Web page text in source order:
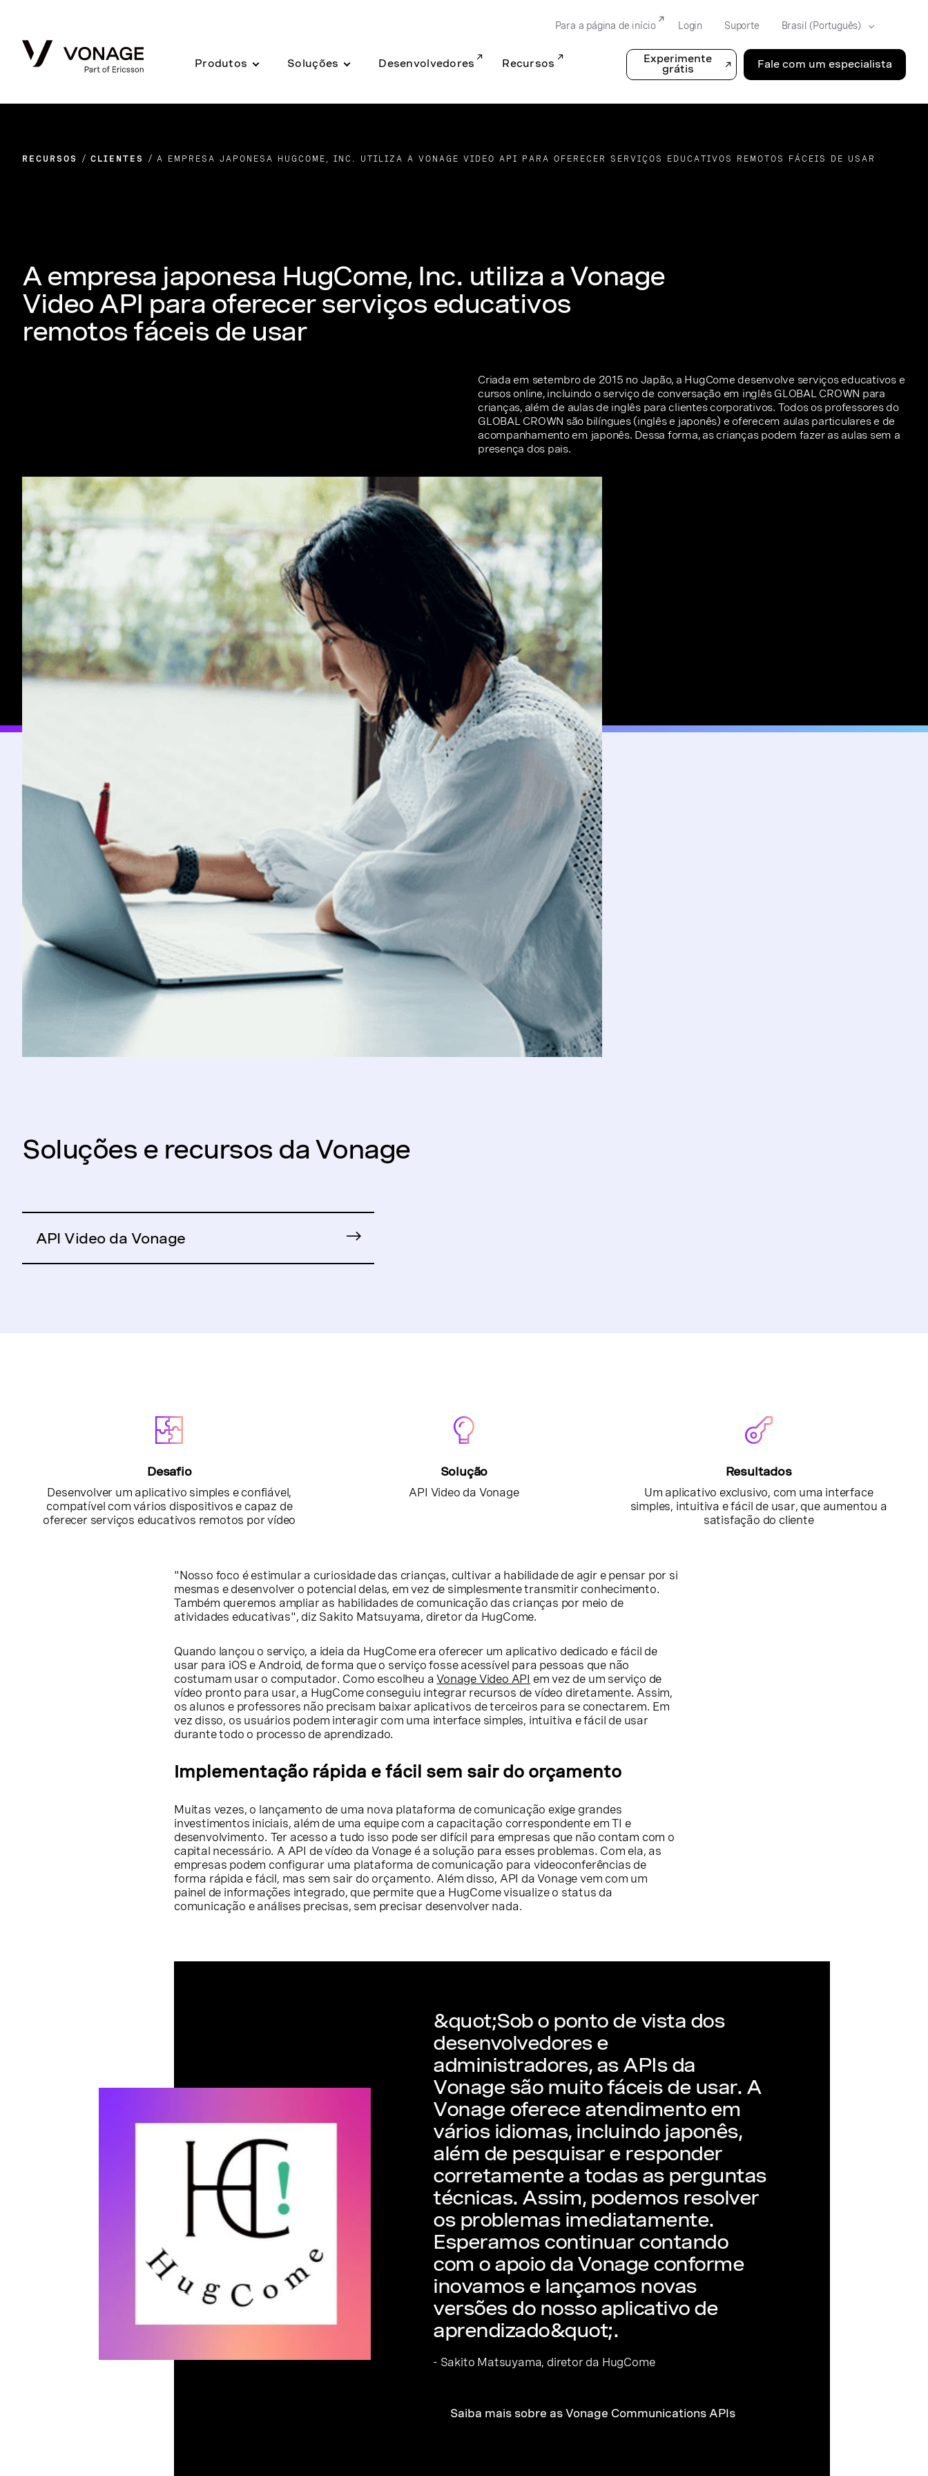
Produtos Soluções Desenvolvedores Recursos
Experimente
grátis
Fale com um especialista
Para a página de início Login Suporte
RECURSOS CLIENTES A EMPRESA JAPONESA HUGCOME, INC. UTILIZA A VONAGE VIDEO API PARA OFERECER SERVIÇOS EDUCATIVOS REMOTOS FÁCEIS DE USAR
A empresa japonesa HugCome, Inc. utiliza a Vonage
Video API para oferecer serviços educativos
remotos fáceis de usar
Criada em setembro de 2015 no Japão, a HugCome desenvolve serviços educativos e
cursos online, incluindo o serviço de conversação em inglês GLOBAL CROWN para
crianças, além de aulas de inglês para clientes corporativos. Todos os professores do
GLOBAL CROWN são bilíngues (inglês e japonês) e oferecem aulas particulares e de
acompanhamento em japonês. Dessa forma, as crianças podem fazer as aulas sem a
presença dos pais.
Soluções e recursos da Vonage
API Video da Vonage
Desafio
Desenvolver um aplicativo simples e confiável,
compatível com vários dispositivos e capaz de
oferecer serviços educativos remotos por vídeo
Solução
API Video da Vonage
Resultados
Um aplicativo exclusivo, com uma interface
simples, intuitiva e fácil de usar, que aumentou a
satisfação do cliente
"Nosso foco é estimular a curiosidade das crianças, cultivar a habilidade de agir e pensar por si
mesmas e desenvolver o potencial delas, em vez de simplesmente transmitir conhecimento.
Também queremos ampliar as habilidades de comunicação das crianças por meio de
atividades educativas", diz Sakito Matsuyama, diretor da HugCome.
Quando lançou o serviço, a ideia da HugCome era oferecer um aplicativo dedicado e fácil de
usar para iOS e Android, de forma que o serviço fosse acessível para pessoas que não
costumam usar o computador. Como escolheu aVonage Video API em vez de um serviço de
vídeo pronto para usar, a HugCome conseguiu integrar recursos de vídeo diretamente. Assim,
os alunos e professores não precisam baixar aplicativos de terceiros para se conectarem. Em
vez disso, os usuários podem interagir com uma interface simples, intuitiva e fácil de usar
durante todo o processo de aprendizado.
Implementação rápida e fácil sem sair do orçamento
Muitas vezes, o lançamento de uma nova plataforma de comunicação exige grandes
investimentos iniciais, além de uma equipe com a capacitação correspondente em TI e
desenvolvimento. Ter acesso a tudo isso pode ser difícil para empresas que não contam com o
capital necessário. A API de vídeo da Vonage é a solução para esses problemas. Com ela, as
empresas podem configurar uma plataforma de comunicação para videoconferências de
forma rápida e fácil, mas sem sair do orçamento. Além disso, API da Vonage vem com um
painel de informações integrado, que permite que a HugCome visualize o status da
comunicação e análises precisas, sem precisar desenvolver nada.
&quot;Sob o ponto de vista dos
desenvolvedores e
administradores, as APIs da
Vonage são muito fáceis de usar. A
Vonage oferece atendimento em
vários idiomas, incluindo japonês,
além de pesquisar e responder
corretamente a todas as perguntas
técnicas. Assim, podemos resolver
os problemas imediatamente.
Esperamos continuar contando
com o apoio da Vonage conforme
inovamos e lançamos novas
versões do nosso aplicativo de
aprendizado&quot;.
- Sakito Matsuyama, diretor da HugCome
Saiba mais sobre as Vonage Communications APIs